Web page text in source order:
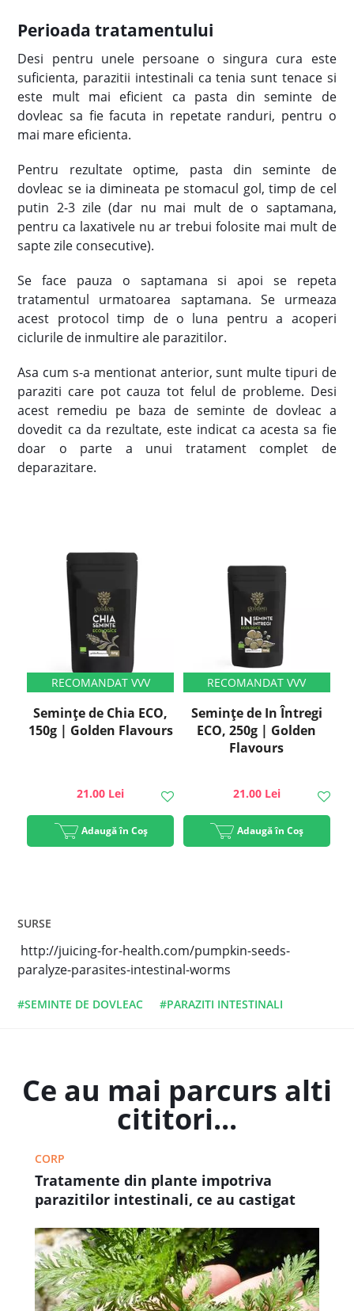
Perioada tratamentului
Desi pentru unele persoane o singura cura este
suficienta, parazitii intestinali ca tenia sunt tenace si
este mult mai eficient ca pasta din seminte de
dovleac sa fie facuta in repetate randuri, pentru o
mai mare eficienta.
Pentru rezultate optime, pasta din seminte de
dovleac se ia dimineata pe stomacul gol, timp de cel
putin 2-3 zile (dar nu mai mult de o saptamana,
pentru ca laxativele nu ar trebui folosite mai mult de
sapte zile consecutive).
Se face pauza o saptamana si apoi se repeta
tratamentul urmatoarea saptamana. Se urmeaza
acest protocol timp de o luna pentru a acoperi
ciclurile de inmultire ale parazitilor.
Asa cum s-a mentionat anterior, sunt multe tipuri de
paraziti care pot cauza tot felul de probleme. Desi
acest remediu pe baza de seminte de dovleac a
dovedit ca da rezultate, este indicat ca acesta sa fie
doar o parte a unui tratament complet de
deparazitare.
Semințe de Chia ECO,
150g | Golden Flavours
21.00 Lei
Adaugă în Coș
Semințe de In Întregi
ECO, 250g | Golden
Flavours
21.00 Lei
Adaugă în Coș
SURSE
http://juicing-for-health.com/pumpkin-seeds-
paralyze-parasites-intestinal-worms
#SEMINTE DE DOVLEAC #PARAZITI INTESTINALI
Ce au mai parcurs alti
cititori...
CORP
Tratamente din plante impotriva
parazitilor intestinali, ce au castigat